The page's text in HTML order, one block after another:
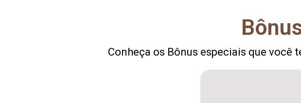
Conheça os Bônus especiais que você